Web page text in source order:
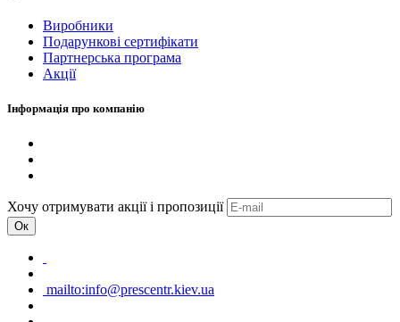
Виробники
Подарункові сертифікати
Партнерська програма
Акції
Інформація про компанію
Хочу отримувати акції і пропозиції
Ок
mailto:info@prescentr.kiev.ua